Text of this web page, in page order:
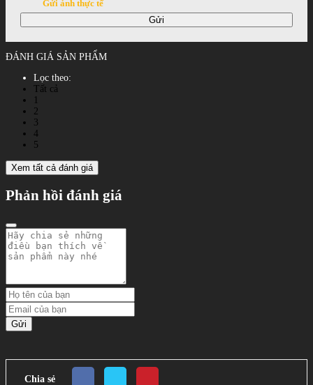
Gửi ảnh thực tế
Gửi
ĐÁNH GIÁ SẢN PHẨM
Lọc theo:
Tất cả
2
3
4
5
Xem tất cả đánh giá
Phản hồi đánh giá
Gửi
Chia sẻ